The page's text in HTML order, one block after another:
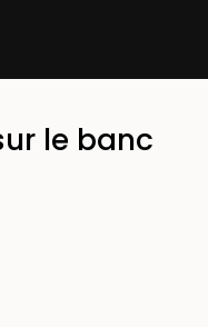
le banc